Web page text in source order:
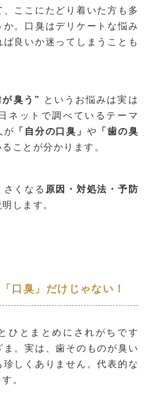
ここにたどり着いた方も多
。 口臭はデリケートな悩み
良いか迷ってしまうことも
が臭う”
というお悩みは実は
ネットで調べているテーマ
が 「自分の口臭」 や 「歯の臭
ことが分かります。
さくなる 原因・対処法・予防
します。
口臭」だけじゃない！
ひとまとめにされがちです
。 実は、歯そのものが臭い
しくありません。代表的な
。